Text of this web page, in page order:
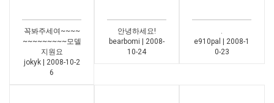
꼭봐주세여~~~~
~~~~~~~~~모델
지원요
jokyk | 2008-10-2
6
안녕하세요!
bearbomi | 2008-
10-24
.
e910pal | 2008-1
0-23